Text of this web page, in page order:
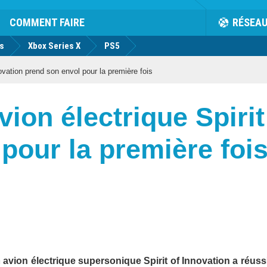
COMMENT FAIRE RÉSEAU
Xbox Series X PS5
prend son envol pour la première fois
électrique
la première fois
avion électrique supersonique Spirit of Innovation a